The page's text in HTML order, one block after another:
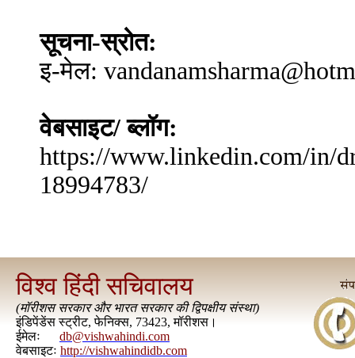
सूचना-स्रोत:
इ-मेल:
वेबसाइट/ ब्लॉग:
https://www.linkedin.com/in/
18994783/
विश्व हिंदी सचिवालय
(मॉरीशस सरकार और भारत सरकार की द्विपक्षीय संस्था)
इंडिपेंडेंस स्ट्रीट, फेनिक्स, 73423, मॉरीशस।
ईमेलः
db@vishwahindi.com
वेबसाइटः http://vishwahindidb.com